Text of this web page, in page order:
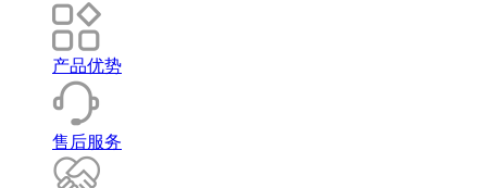
产品优势
售后服务